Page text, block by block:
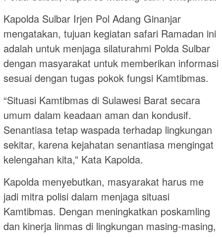
Kapolda Sulbar Irjen Pol Adang Ginanjar
mengatakan, tujuan kegiatan safari Ramadan ini
adalah untuk menjaga silaturahmi Polda Sulbar
dengan masyarakat untuk memberikan informasi
sesuai dengan tugas pokok fungsi Kamtibmas.
“Situasi Kamtibmas di Sulawesi Barat secara
umum dalam keadaan aman dan kondusif.
Senantiasa tetap waspada terhadap lingkungan
sekitar, karena kejahatan senantiasa mengingat
kelengahan kita,” Kata Kapolda.
Kapolda menyebutkan, masyarakat harus me
jadi mitra polisi dalam menjaga situasi
Kamtibmas. Dengan meningkatkan poskamling
dan kinerja linmas di lingkungan masing-masing,